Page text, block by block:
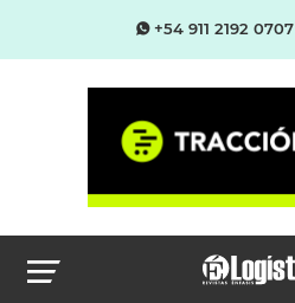
+54 911 2192 0707